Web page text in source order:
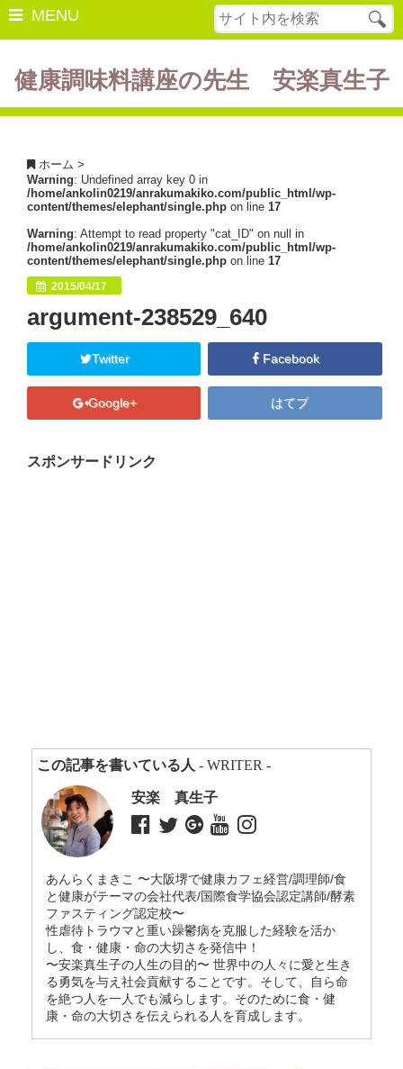
MENU
開催中の講座
ダイエット
レシピ
酵素ファスティング
断薬方法・体験談
プロフィール
健康調味料講座の先生 安楽真生子
ホーム >
Warning: Undefined array key 0 in
/home/ankolin0219/anrakumakiko.com/public_html/wp-
content/themes/elephant/single.php on line 17
Warning: Attempt to read property "cat_ID" on null in
/home/ankolin0219/anrakumakiko.com/public_html/wp-
content/themes/elephant/single.php on line 17
2015/04/17
argument-238529_640
Twitter Facebook
Google+ はてブ
スポンサードリンク
この記事を書いている人 - WRITER -
あんらくまきこ 〜大阪堺で健康カフェ経営/調理師/食
と健康がテーマの会社代表/国際食学協会認定講師/酵素
ファスティング認定校〜
性虐待トラウマと重い躁鬱病を克服した経験を活か
し、食・健康・命の大切さを発信中！
〜安楽真生子の人生の目的〜 世界中の人々に愛と生き
る勇気を与え社会貢献することです。そして、自ら命
を絶つ人を一人でも減らします。そのために食・健
康・命の大切さを伝えられる人を育成します。
安楽 真生子